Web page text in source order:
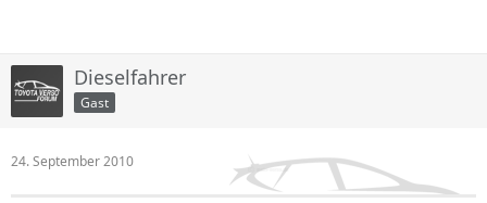
Dieselfahrer
Gast
24. September 2010